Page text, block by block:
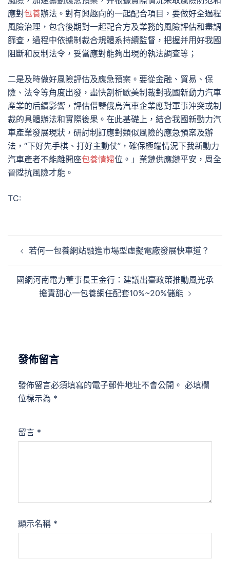
應對包養辦法。對有興趣向的一起配合項目，要做好全過程
風險治理，包含後期對一起配合方及業務的風險評估和盡調
篩查，過程中依據制裁合規體系持續監督，把握并用好我國
阻斷和反制法令，妥當應對能夠出現的執法調查等；
二是及時做好風險評估及應急預案。要從金融、貿易、保
險、法令等角度出發，盡快剖析歐美制裁對我國新動力汽車
產業的后續影響，評估借鑒俄烏汽車企業應對軍事沖突或制
裁的具體辦法和實際後果。在此基礎上，結合我國新動力汽
車產業發展現狀，研討制訂應對類似風險的應急預案及辦
法，“下好先手棋、打好主動仗”，確保極端情況下我新動力
汽車產者不能離開座包養情婦位。」業鏈供應鏈平安，周全
晉陞抗風險才能。
TC:
覽
若何一包養網站融進市場型虛擬電廠發展快車道？
國網河南電力董事長王金行：建議出臺政策推動風光承
擔責甜心一包養網任配套10%~20%儲能
發佈留言
發佈留言必須填寫的電子郵件地址不會公開。 必填欄
位標示為 *
留言 *
顯示名稱 *